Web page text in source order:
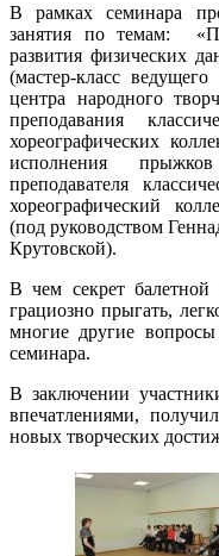
В рамках семинара
занятия по темам:
развития физических
(мастер-класс
центра народного
преподавания
хореографических
исполнения
преподавателя
хореографический
(под руководством
Крутовской).
В чем секрет балетной
грациозно прыгать,
многие другие
семинара.
В заключении
впечатлениями,
новых творческих